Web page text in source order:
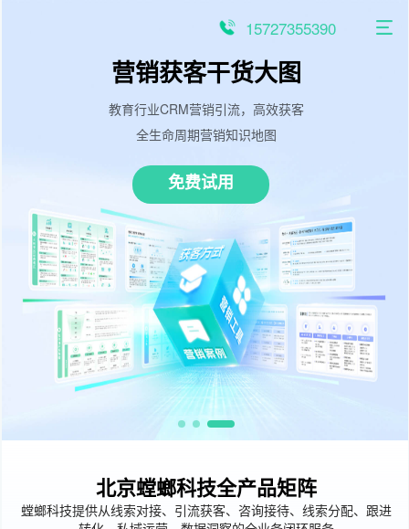
15727355390
营销获客干货大图
教育行业CRM营销引流，高效获客
全生命周期营销知识地图
免费试用
北京螳螂科技全产品矩阵
螳螂科技提供从线索对接、引流获客、咨询接待、线索分配、跟进